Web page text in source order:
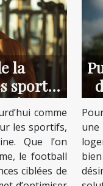
la
sportifs
comme
les sportifs,
Que l’on
le football
ciblées de
une